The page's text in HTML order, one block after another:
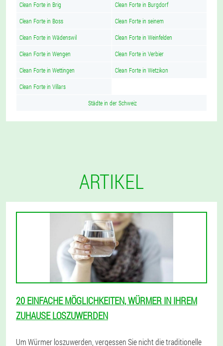
Clean Forte in Brig Clean Forte in Burgdorf
Clean Forte in Boss Clean Forte in seinem
Clean Forte in Wädenswil Clean Forte in Weinfelden
Clean Forte in Wengen Clean Forte in Verbier
Clean Forte in Wettingen Clean Forte in Wetzikon
Clean Forte in Villars
Städte in der Schweiz
ARTIKEL
20 EINFACHE MÖGLICHKEITEN, WÜRMER IN IHREM
ZUHAUSE LOSZUWERDEN
Um Würmer loszuwerden, vergessen Sie nicht die traditionelle